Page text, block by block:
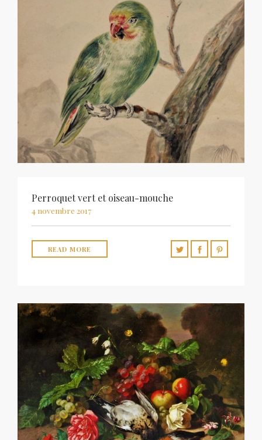
Perroquet vert et oiseau-mouche
4 novembre 2017
READ MORE